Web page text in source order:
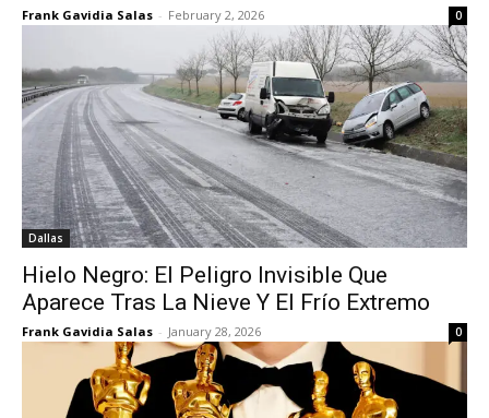
Frank Gavidia Salas - February 2, 2026 0
Dallas
Hielo Negro: El Peligro Invisible Que
Aparece Tras La Nieve Y El Frío Extremo
Frank Gavidia Salas - January 28, 2026 0